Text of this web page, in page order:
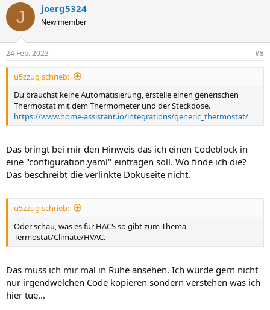
J joerg5324
New member
24 Feb. 2023 #8
u5zzug schrieb:
Du brauchst keine Automatisierung, erstelle einen generischen
Thermostat mit dem Thermometer und der Steckdose.
https://www.home-assistant.io/integrations/generic_thermostat/
Das bringt bei mir den Hinweis das ich einen Codeblock in
eine "configuration.yaml" eintragen soll. Wo finde ich die?
Das beschreibt die verlinkte Dokuseite nicht.
u5zzug schrieb:
Oder schau, was es für HACS so gibt zum Thema
Termostat/Climate/HVAC.
Das muss ich mir mal in Ruhe ansehen. Ich würde gern nicht
nur irgendwelchen Code kopieren sondern verstehen was ich
hier tue...